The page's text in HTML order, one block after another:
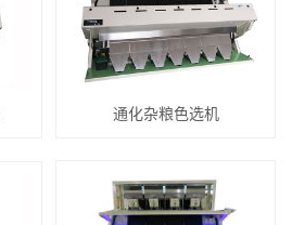
通化杂粮色选机